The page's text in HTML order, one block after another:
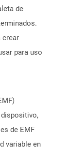
de
crear
para uso
de EMF
variable en